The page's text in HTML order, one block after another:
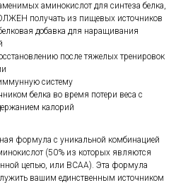
аминокислот для синтеза белка,
получать из пищевых источников
добавка для наращивания
после тяжелых тренировок
систему
белка во время потери веса с
калорий
формула с уникальной комбинацией
(50% из которых являются
цепью, или BCAA). Эта формула
вашим единственным источником